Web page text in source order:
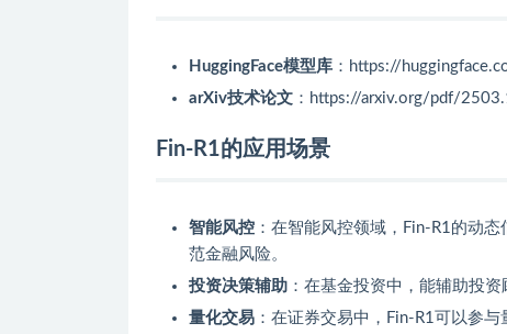
HuggingFace模型库 ：https://
arXiv技术论文 ：https://arxiv.org/pdf/
Fin-R1的应用场景
智能风控 ：在智能风控领域，Fin-R1的动
范金融风险。
投资决策辅助 ：在基金投资中，能辅助投
量化交易 ：在证券交易中，Fin-R1可以参